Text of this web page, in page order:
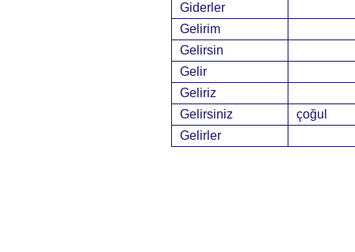
Giderler
Gelirim
Gelirsin
Gelir
Geliriz
Gelirsiniz
çoğul
Gelirler